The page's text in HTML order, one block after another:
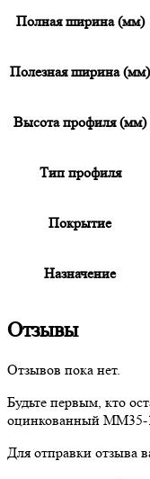
Полная ширина (мм)
Полезная ширина (мм)
Высота профиля (мм)
Тип профиля
Покрытие
Назначение
Отзывы
Отзывов пока нет.
Будьте первым, кто
оцинкованный ММ35-
Для отправки отзыва